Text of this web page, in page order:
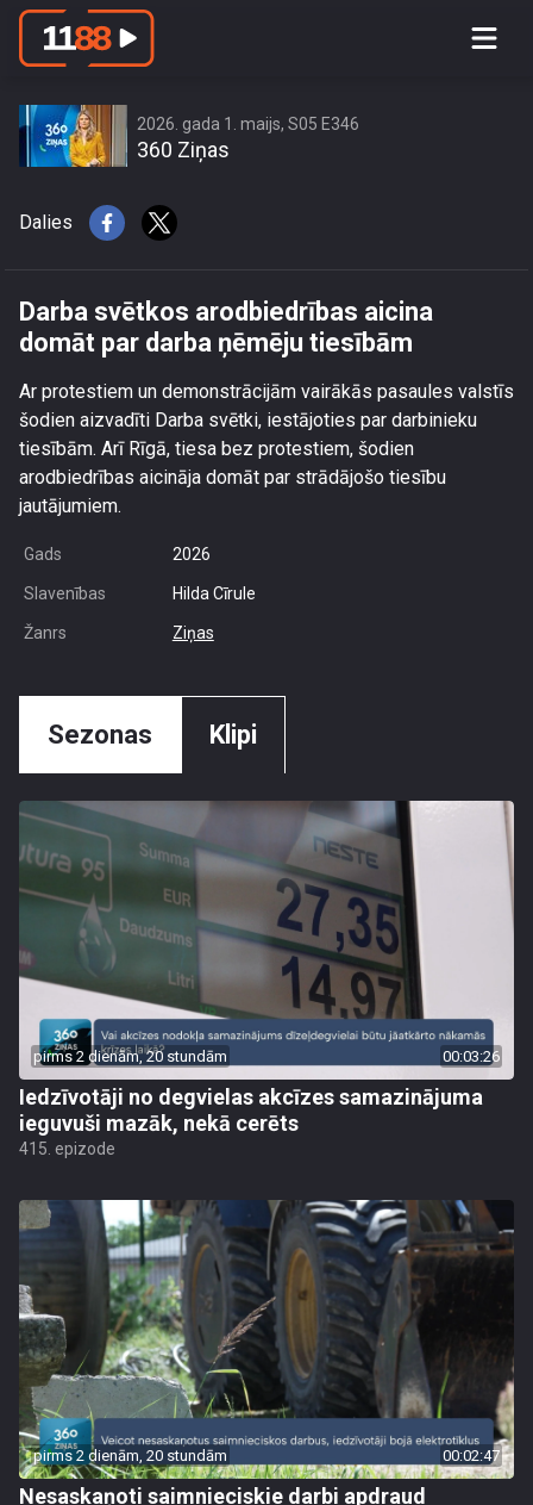
Darba svētkos arodbiedrības aicina
2026. gada 1. maijs, S05 E346
360 Ziņas
Dalies
Darba svētkos arodbiedrības aicina
domāt par darba ņēmēju tiesībām
Ar protestiem un demonstrācijām vairākās pasaules valstīs
šodien aizvadīti Darba svētki, iestājoties par darbinieku
tiesībām. Arī Rīgā, tiesa bez protestiem, šodien
arodbiedrības aicināja domāt par strādājošo tiesību
jautājumiem.
Gads 2026
Slavenības Hilda Cīrule
Žanrs Ziņas
Sezonas Klipi
pirms 2 dienām, 20 stundām 00:03:26
Iedzīvotāji no degvielas akcīzes samazinājuma
ieguvuši mazāk, nekā cerēts
415. epizode
pirms 2 dienām, 20 stundām 00:02:47
Nesaskaņoti saimnieciskie darbi apdraud